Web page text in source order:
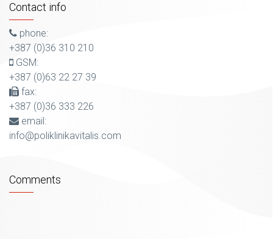
Contact info
phone:
+387 (0)36 310 210
GSM:
+387 (0)63 22 27 39
fax:
+387 (0)36 333 226
email:
info@poliklinikavitalis.com
Comments